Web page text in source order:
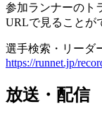
参加ランナーのト
URLで見ることが
選手検索・リーダ
https://runnet.jp/
放送・配信